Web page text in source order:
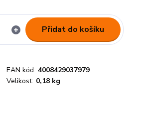
Přidat do košíku
EAN kód: 4008429037979
Velikost: 0,18 kg